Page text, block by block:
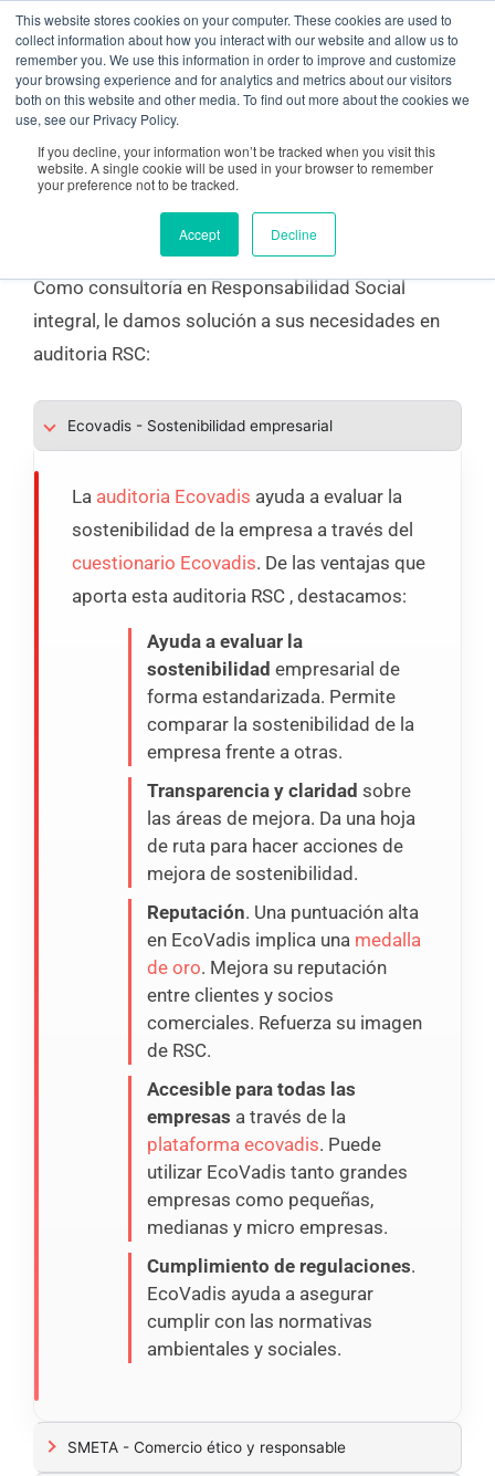
This website stores cookies on your computer. These cookies are used to
collect information about how you interact with our website and allow us to
remember you. We use this information in order to improve and customize
your browsing experience and for analytics and metrics about our visitors
both on this website and other media. To find out more about the cookies we
use, see our Privacy Policy.
If you decline, your information won’t be tracked when you visit this
website. A single cookie will be used in your browser to remember
your preference not to be tracked.
Accept Decline
contenido
contenido
Auditoria RSC – Responsabilidad Social
Como consultoría en Responsabilidad Social
integral, le damos solución a sus necesidades en
auditoria RSC:
Ecovadis - Sostenibilidad empresarial
La auditoria Ecovadis ayuda a evaluar la
sostenibilidad de la empresa a través del
cuestionario Ecovadis. De las ventajas que
aporta esta auditoria RSC , destacamos:
Ayuda a evaluar la
sostenibilidad empresarial de
forma estandarizada. Permite
comparar la sostenibilidad de la
empresa frente a otras.
Transparencia y claridad sobre
las áreas de mejora. Da una hoja
de ruta para hacer acciones de
mejora de sostenibilidad.
Reputación. Una puntuación alta
en EcoVadis implica una medalla
de oro. Mejora su reputación
entre clientes y socios
comerciales. Refuerza su imagen
de RSC.
Accesible para todas las
empresas a través de la
plataforma ecovadis. Puede
utilizar EcoVadis tanto grandes
empresas como pequeñas,
medianas y micro empresas.
Cumplimiento de regulaciones.
EcoVadis ayuda a asegurar
cumplir con las normativas
ambientales y sociales.
SMETA - Comercio ético y responsable